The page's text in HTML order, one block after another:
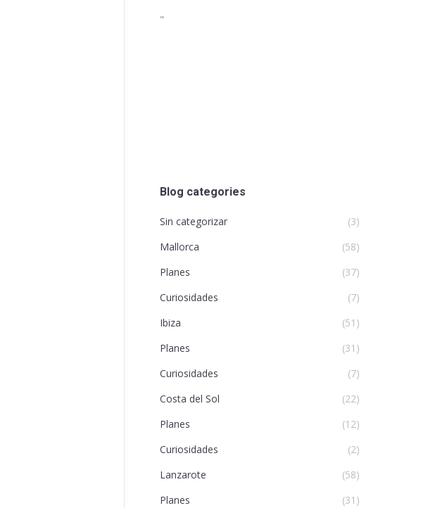
"
Blog categories
Sin categorizar
(3)
Mallorca
(58)
Planes
(37)
Curiosidades
(7)
Ibiza
(51)
Planes
(31)
Curiosidades
(7)
Costa del Sol
(22)
Planes
(12)
Curiosidades
(2)
Lanzarote
(58)
Planes
(31)